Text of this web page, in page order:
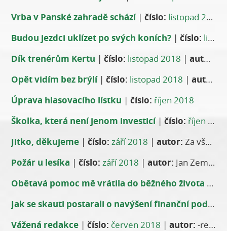
Vrba v Panské zahradě schází|číslo: listopad 2018
Budou jezdci uklízet po svých koních? |číslo: listopad 2018
Dík trenérům Kertu |číslo: listopad 2018 |autor:
Opět vidím bez brýlí|číslo: listopad 2018 |autor:
Úprava hlasovacího lístku |číslo: říjen 2018
Školka, která není jenom investicí|číslo: říjen 2018
Jitko, děkujeme |číslo: září 2018 |autor: Za všechny členy Stáňa Jarešová
Požár u lesíka |číslo: září 2018 |autor: Jan Zeman
Obětavá pomoc mě vrátila do běžného života
Jak se skauti postarali o navýšení finanční podpory spolkům v Praze 13
Vážená redakce |číslo: červen 2018 |autor: -red-